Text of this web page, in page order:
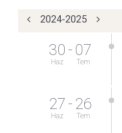
2024-2025
30
Haz
- 07
Tem
27
Haz
- 26
Tem